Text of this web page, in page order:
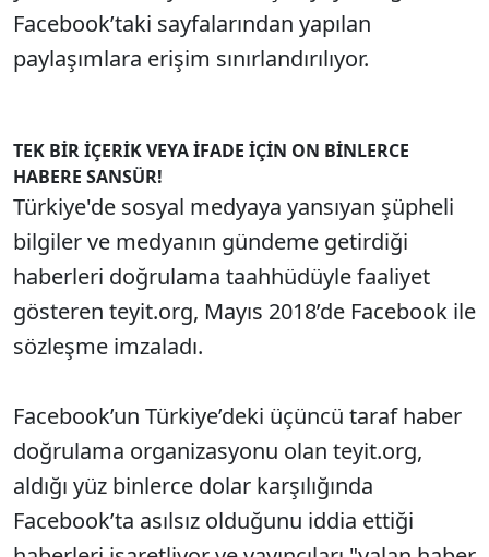
Facebook’taki sayfalarından yapılan
paylaşımlara erişim sınırlandırılıyor.
TEK BİR İÇERİK VEYA İFADE İÇİN ON BİNLERCE
HABERE SANSÜR!
Türkiye'de sosyal medyaya yansıyan şüpheli
bilgiler ve medyanın gündeme getirdiği
haberleri doğrulama taahhüdüyle faaliyet
gösteren teyit.org, Mayıs 2018’de Facebook ile
sözleşme imzaladı.
Facebook’un Türkiye’deki üçüncü taraf haber
doğrulama organizasyonu olan teyit.org,
aldığı yüz binlerce dolar karşılığında
Facebook’ta asılsız olduğunu iddia ettiği